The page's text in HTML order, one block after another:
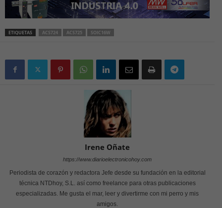
ETIQUETAS ACS724 ACS725 SOIC16W
Irene Oñate
https://www.diarioelectronicohoy.com
Periodista de corazón y redactora Jefe desde su fundación en la editorial
técnica NTDhoy, S.L. así como freelance para otras publicaciones
especializadas. Me gusta el mar, leer y divertirme con mi perro y mis
amigos.